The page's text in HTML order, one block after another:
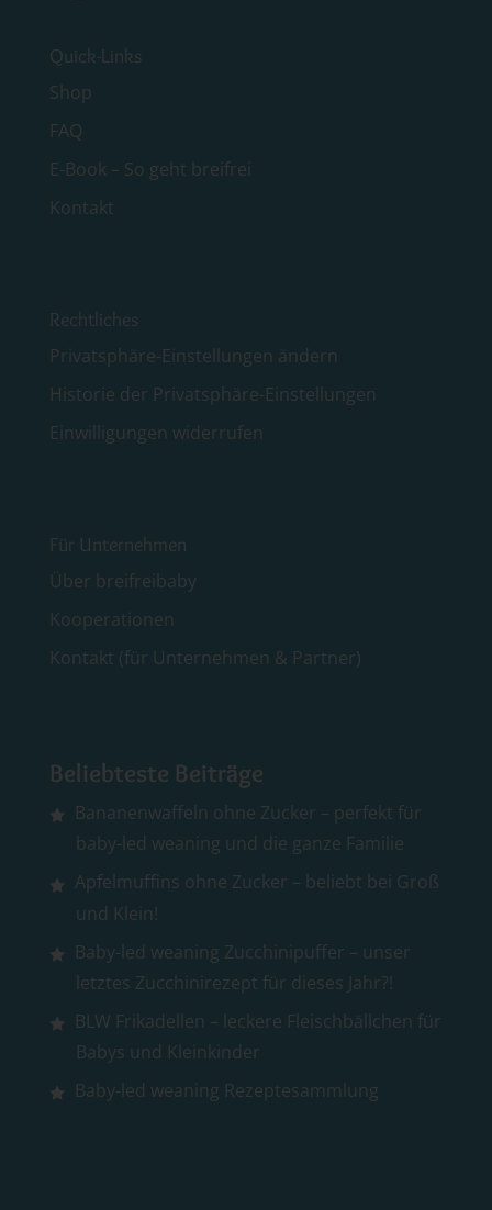
Quick-Links
Shop
FAQ
E-Book – So geht breifrei
Kontakt
Rechtliches
Privatsphäre-Einstellungen ändern
Historie der Privatsphäre-Einstellungen
Einwilligungen widerrufen
Für Unternehmen
Über breifreibaby
Kooperationen
Kontakt (für Unternehmen & Partner)
Beliebteste Beiträge
Bananenwaffeln ohne Zucker – perfekt für
baby-led weaning und die ganze Familie
Apfelmuffins ohne Zucker – beliebt bei Groß
und Klein!
Baby-led weaning Zucchinipuffer – unser
letztes Zucchinirezept für dieses Jahr?!
BLW Frikadellen – leckere Fleischbällchen für
Babys und Kleinkinder
Baby-led weaning Rezeptesammlung